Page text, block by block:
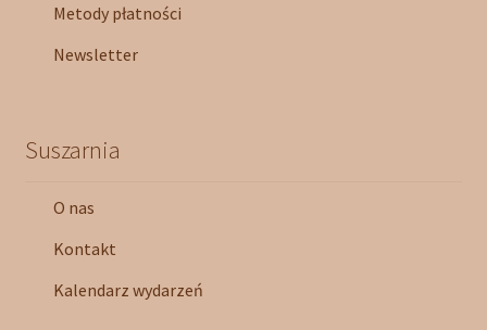
Metody płatności
Newsletter
Suszarnia
O nas
Kontakt
Kalendarz wydarzeń